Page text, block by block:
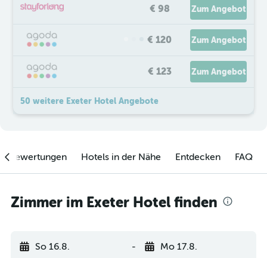
€ 98 Zum Angebot
€ 120 Zum Angebot
€ 123 Zum Angebot
50 weitere Exeter Hotel Angebote
Hotels in der Nähe Entdecken FAQ
Zimmer im Exeter Hotel finden
So 16.8. - Mo 17.8.